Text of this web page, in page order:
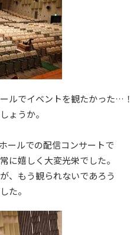
ルでイベントを観たかった…！
ょうか。
ールでの配信コンサートで
に嬉しく大変光栄でした。
、もう観られないであろう
た。